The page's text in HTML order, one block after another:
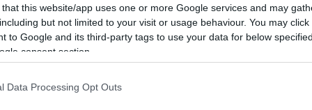
that this website/app uses one or more Google services and may
but not limited to your visit or usage behaviour. You may
to Google and its third-party tags to use your data for below
consent section.
Data Processing Opt Outs
το μικρόβιο της αναζήτησης αντιπάλων,
που καταδιώκουν τη μίζερη ζωή τους, θα
θα τους βάλει στον κόσμο της τρέλας, θα
και στο τέλος θα τους οδηγήσει σε ένα